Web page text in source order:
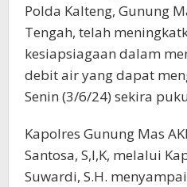
Polda Kalteng, Gunung
Tengah, telah
kesiapsiagaan dalam
debit air yang dapat
Senin (3/6/24) sekira
Kapolres Gunung Mas
Santosa, S,I,K, melalui
Suwardi, S.H.